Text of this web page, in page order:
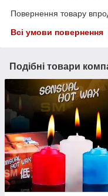
Повернення товару
Всі умови повернення
Подібні товари